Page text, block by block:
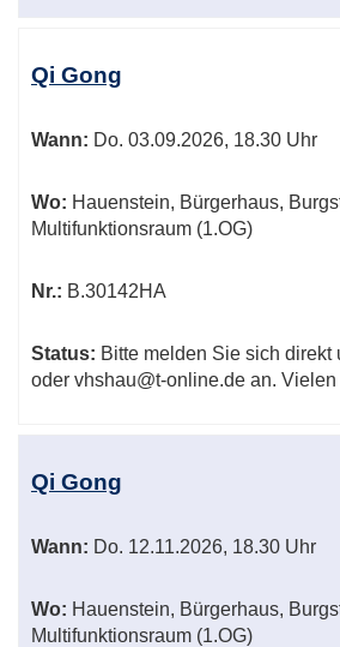
Qi Gong
Wann: Do. 03.09.2026, 18.30 Uhr
Wo: Hauenstein, Bürgerhaus,
Multifunktionsraum (1.OG)
Nr.: B.30142HA
Status: Bitte melden Sie sich direkt
oder vhshau@t-online.de an. Vielen
Qi Gong
Wann: Do. 12.11.2026, 18.30 Uhr
Wo: Hauenstein, Bürgerhaus,
Multifunktionsraum (1.OG)